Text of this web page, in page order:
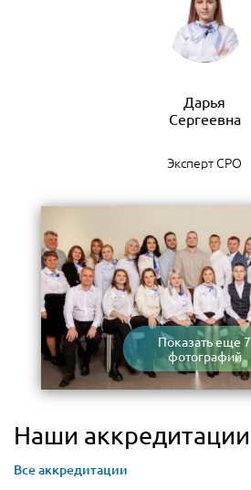
Дарья
Сергеевна
Эксперт СРО
Показать еще 7
фотографий
Наши аккредитации
Все аккредитации